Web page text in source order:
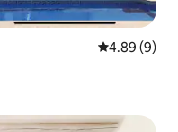
レビュー9件
4.89 (9)